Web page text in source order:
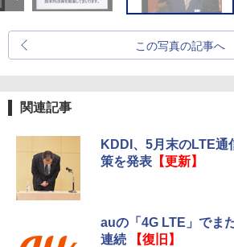
この写真の記事へ
関連記事
KDDI、5月末のLTE通
策を発表【更新】
auの「4G LTE」でま
連続
【復旧】